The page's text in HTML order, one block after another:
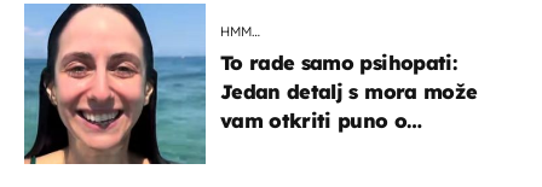
HMM…
To rade samo psihopati:
Jedan detalj s mora može
vam otkriti puno o